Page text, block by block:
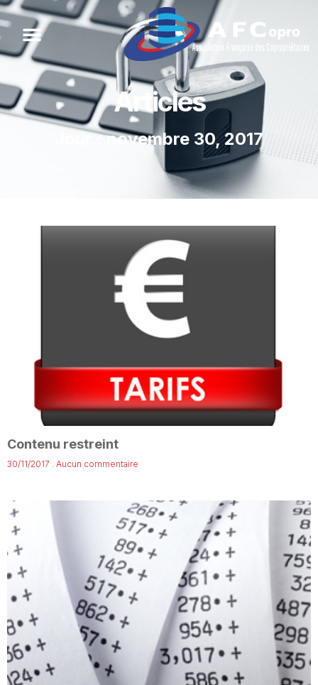
Articles
Jour : novembre 30, 2017
Contenu restreint
30/11/2017 Aucun commentaire